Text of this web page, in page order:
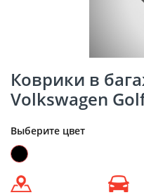
Коврики в
Volkswagen
Выберите цвет